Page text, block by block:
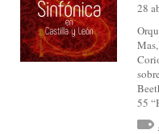
28
55